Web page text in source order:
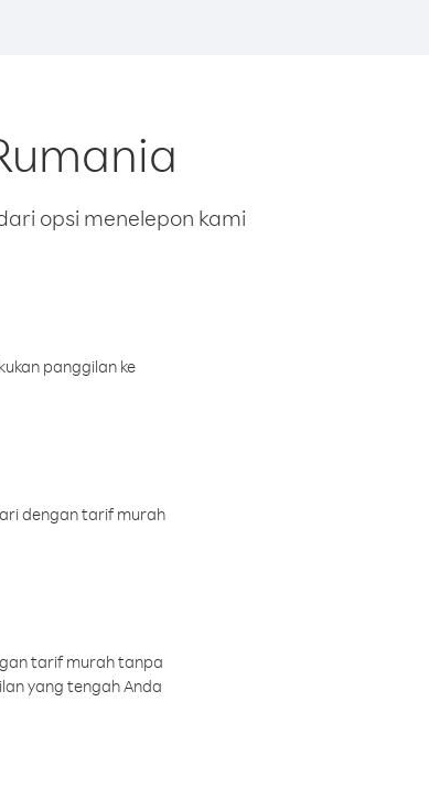
opsi menelepon kami
panggilan ke
dengan tarif murah
tarif murah tanpa
yang tengah Anda